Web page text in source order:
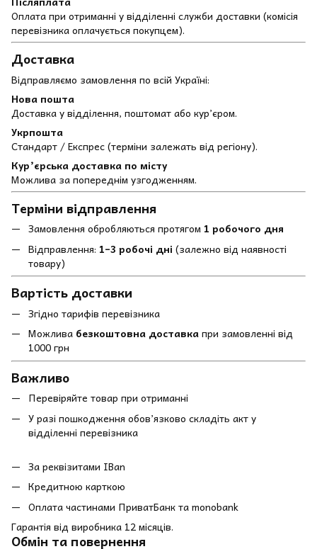
Оплата при отриманні у відділенні служби доставки (комісія
перевізника оплачується покупцем).
Доставка
Відправляємо замовлення по всій Україні:
Нова пошта
Доставка у відділення, поштомат або кур’єром.
Укрпошта
Стандарт / Експрес (терміни залежать від регіону).
Кур’єрська доставка по місту
Можлива за попереднім узгодженням.
Терміни відправлення
Замовлення обробляються протягом 1 робочого дня
Відправлення: 1–3 робочі дні (залежно від наявності
товару)
Вартість доставки
Згідно тарифів перевізника
Можлива безкоштовна доставкапри замовленні від
1000 грн
Важливо
Перевіряйте товар при отриманні
У разі пошкодження обов’язково складіть акт у
відділенні перевізника
За реквізитами IBan
Кредитною карткою
Оплата частинами ПриватБанк та monobank
Гарантія від виробника 12 місяців.
Обмін та повернення